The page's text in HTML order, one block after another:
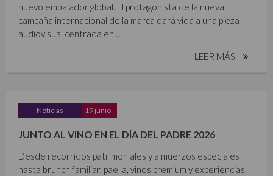
nuevo embajador global. El protagonista de la nueva
campaña internacional de la marca dará vida a una pieza
audiovisual centrada en...
LEER MÁS
Noticias 19 junio
JUNTO AL VINO EN EL DÍA DEL PADRE 2026
Desde recorridos patrimoniales y almuerzos especiales
hasta brunch familiar, paella, vinos premium y experiencias